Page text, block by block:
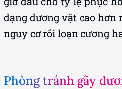
dạng dương vật cao hơn
nguy cơ rối loạn cương
Phòng tránh gãy